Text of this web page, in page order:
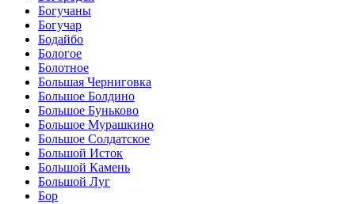
Богучаны
Богучар
Бодайбо
Бологое
Болотное
Большая Черниговка
Большое Болдино
Большое Буньково
Большое Мурашкино
Большое Солдатское
Большой Исток
Большой Камень
Большой Луг
Бор